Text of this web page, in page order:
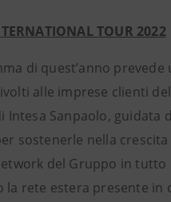
TOUR 2022
di quest’anno prevede
alle imprese clienti
Intesa Sanpaolo, guidata
sostenerle nella
del Gruppo in tutto
la rete estera presente in